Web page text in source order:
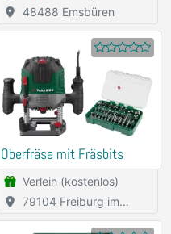
48488 Emsbüren
Oberfräse mit Fräsbits
Verleih (kostenlos)
Breisgau